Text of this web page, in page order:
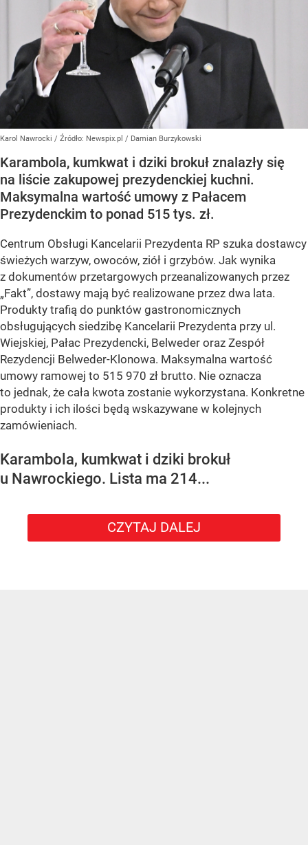
Karol Nawrocki / Źródło: Newspix.pl / Damian Burzykowski
Karambola, kumkwat i dziki brokuł znalazły się
na liście zakupowej prezydenckiej kuchni.
Maksymalna wartość umowy z Pałacem
Prezydenckim to ponad 515 tys. zł.
Centrum Obsługi Kancelarii Prezydenta RP szuka dostawcy
świeżych warzyw, owoców, ziół i grzybów. Jak wynika
z dokumentów przetargowych przeanalizowanych przez
„Fakt”, dostawy mają być realizowane przez dwa lata.
Produkty trafią do punktów gastronomicznych
obsługujących siedzibę Kancelarii Prezydenta przy ul.
Wiejskiej, Pałac Prezydencki, Belweder oraz Zespół
Rezydencji Belweder-Klonowa. Maksymalna wartość
umowy ramowej to 515 970 zł brutto. Nie oznacza
to jednak, że cała kwota zostanie wykorzystana. Konkretne
produkty i ich ilości będą wskazywane w kolejnych
zamówieniach.
Karambola, kumkwat i dziki brokuł
u Nawrockiego. Lista ma 214...
CZYTAJ DALEJ